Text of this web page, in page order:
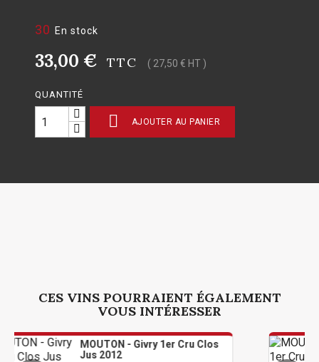
30 En stock
33,00 € TTC ( 27,50 € HT )
QUANTITÉ
 AJOUTER AU PANIER
CES VINS POURRAIENT ÉGALEMENT
VOUS INTÉRESSER
MOUTON - Givry 1er Cru Clos
Jus 2012